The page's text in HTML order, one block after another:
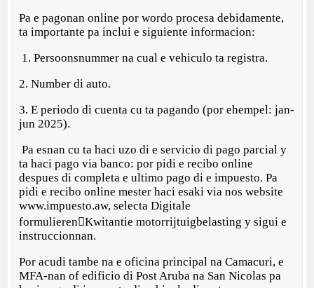
Pa e pagonan online por wordo procesa debidamente,
ta importante pa inclui e siguiente informacion:
1. Persoonsnummer na cual e vehiculo ta registra.
2. Number di auto.
3. E periodo di cuenta cu ta pagando (por ehempel: jan-
jun 2025).
Pa esnan cu ta haci uzo di e servicio di pago parcial y
ta haci pago via banco: por pidi e recibo online
despues di completa e ultimo pago di e impuesto. Pa
pidi e recibo online mester haci esaki via nos website
www.impuesto.aw, selecta Digitale
formulierenKwitantie motorrijtuigbelasting y sigui e
instruccionnan.
Por acudi tambe na e oficina principal na Camacuri, e
MFA-nan of edificio di Post Aruba na San Nicolas pa